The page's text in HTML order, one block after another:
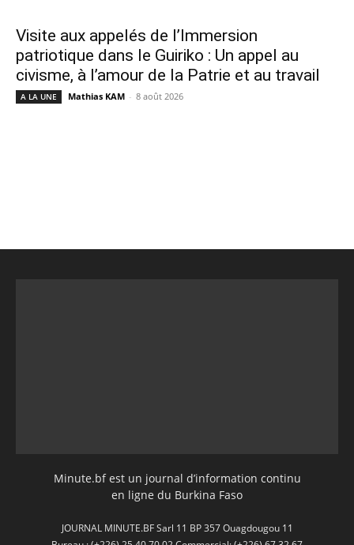
Visite aux appelés de l’Immersion
patriotique dans le Guiriko : Un appel au
civisme, à l’amour de la Patrie et au travail
A LA UNE Mathias KAM - 8 août 2026
Minute.bf est un journal d’information continu
en ligne du Burkina Faso
JOURNAL MINUTE.BF Sarl 11 BP 357 Ouagdougou 11